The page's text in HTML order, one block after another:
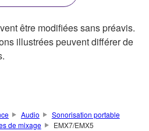
être modifiées sans préavis.
illustrées peuvent différer de
Audio
Sonorisation portable
de mixage EMX7/EMX5